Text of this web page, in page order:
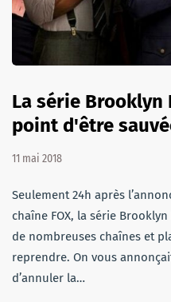
La série
point d'être
11 mai 2018
Seulement 24h après
chaîne FOX, la série
de nombreuses chaînes et
reprendre. On vous
d’annuler la…